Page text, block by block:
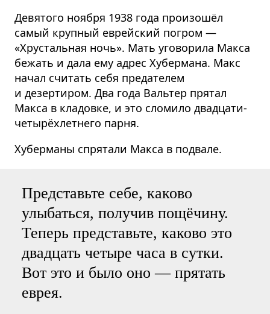
Девятого ноября 1938 года произошёл
самый крупный еврейский погром —
«Хрустальная ночь». Мать уговорила Макса
бежать и дала ему адрес Хубермана. Макс
начал считать себя предателем
и дезертиром. Два года Вальтер прятал
Макса в кладовке, и это сломило двадцати­
че­ты­рёх­летнего парня.
Хуберманы спрятали Макса в подвале.
Представьте себе, каково
улыбаться, получив пощёчину.
Теперь представьте, каково это
двадцать четыре часа в сутки.
Вот это и было оно — прятать
еврея.